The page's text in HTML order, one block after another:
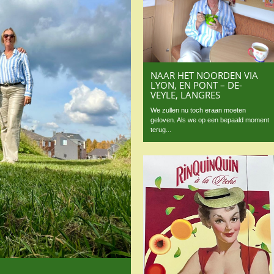
NAAR HET NOORDEN VIA
LYON, EN PONT – DE-
VEYLE, LANGRES
We zullen nu toch eraan moeten
geloven. Als we op een bepaald moment
terug...